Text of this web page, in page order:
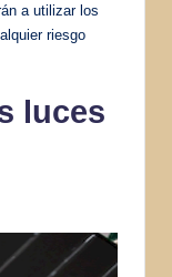
a utilizar los
riesgo
luces